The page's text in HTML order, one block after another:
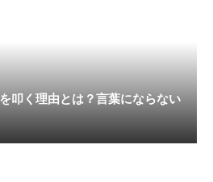
叩く理由とは？言葉にならない